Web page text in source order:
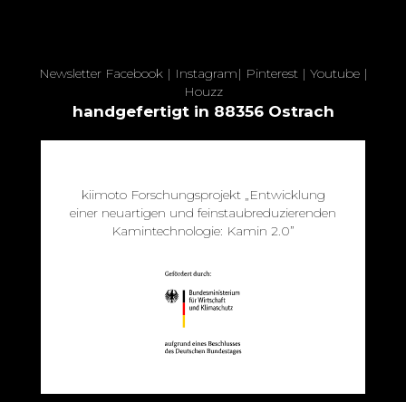
Newsletter Facebook| Instagram| Pinterest| Youtube|
Houzz
handgefertigt in 88356 Ostrach
kiimoto Forschungsprojekt „Entwicklung
einer neuartigen und feinstaubreduzierenden
Kamintechnologie: Kamin 2.0”